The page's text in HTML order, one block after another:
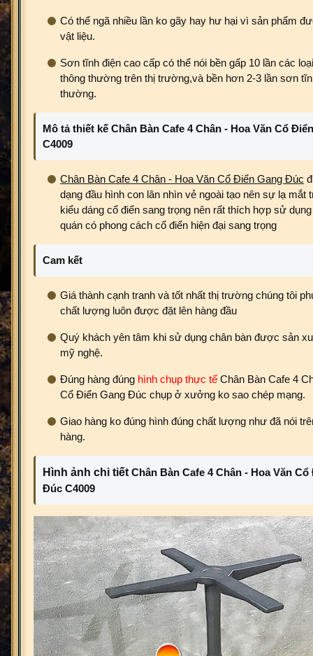
Có thể ngã nhiều lần ko gãy hay hư hại vì sản phẩm
vật liệu.
Sơn tĩnh điện cao cấp có thể nói bền gấp 10 lần các
thông thường trên thị trường,và bền hơn 2-3 lần sơn
thường.
Mô tả thiết kế Chân Bàn Cafe 4 Chân - Hoa Văn Cổ
C4009
Chân Bàn Cafe 4 Chân - Hoa Văn Cổ Điển Gang Đúc
dạng đầu hình con lân nhìn vẻ ngoài tạo nên sự lạ mắt
kiểu dáng cổ điển sang trọng nên rất thích hợp sử
quán có phong cách cổ điển hiện đại sang trọng
Cam kết
Giá thành cạnh tranh và tốt nhất thị trường chúng tôi
chất lượng luôn được đặt lên hàng đầu
Quý khách yên tâm khi sử dụng chân bàn được sản
mỹ nghệ.
Đúng hàng đúng hình chụp thực tế Chân Bàn Cafe 4
Cổ Điển Gang Đúc chụp ở xưởng ko sao chép mạng.
Giao hàng ko đúng hình đúng chất lượng như đã nói
hàng.
Hình ảnh chi tiết Chân Bàn Cafe 4 Chân - Hoa Văn
Đúc C4009